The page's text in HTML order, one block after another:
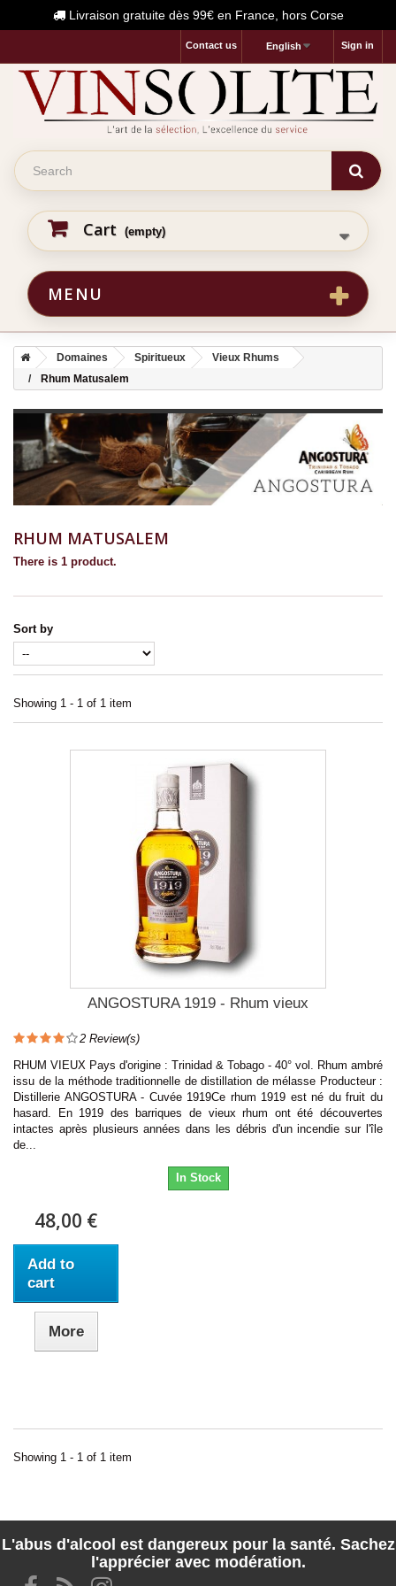
Livraison gratuite dès 99€ en France, hors Corse
Sign in
English
Contact us
Cart (empty)
MENU
Domaines Spiritueux
Vieux Rhums
Rhum Matusalem
RHUM MATUSALEM
There is 1 product.
Sort by
Showing 1 - 1 of 1 item
ANGOSTURA 1919 - Rhum vieux
2 Review(s)
RHUM VIEUX Pays d'origine : Trinidad & Tobago - 40° vol. Rhum ambré
issu de la méthode traditionnelle de distillation de mélasse Producteur :
Distillerie ANGOSTURA - Cuvée 1919Ce rhum 1919 est né du fruit du
hasard. En 1919 des barriques de vieux rhum ont été découvertes
intactes après plusieurs années dans les débris d'un incendie sur l'île
de...
In Stock
48,00 €
Add to
cart
More
Showing 1 - 1 of 1 item
L'abus d'alcool est dangereux pour la santé. Sachez
l'apprécier avec modération.